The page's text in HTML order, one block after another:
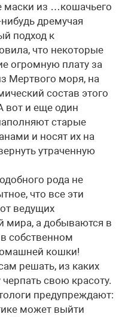
маски из …кошачьего
дремучая
подход к
что некоторые
огромную плату за
Мертвого моря, на
состав этого
вот и еще один
старые
и носят их на
утраченную
рода не
что все эти
ведущих
мира, а добываются в
собственном
кошки!
решать, из каких
свою красоту.
предупреждают:
может выйти